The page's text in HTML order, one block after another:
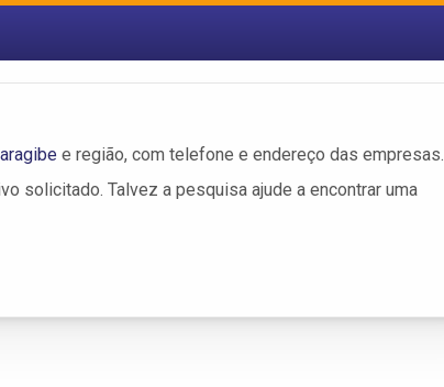
e região, com telefone e endereço das empresas.
solicitado. Talvez a pesquisa ajude a encontrar uma